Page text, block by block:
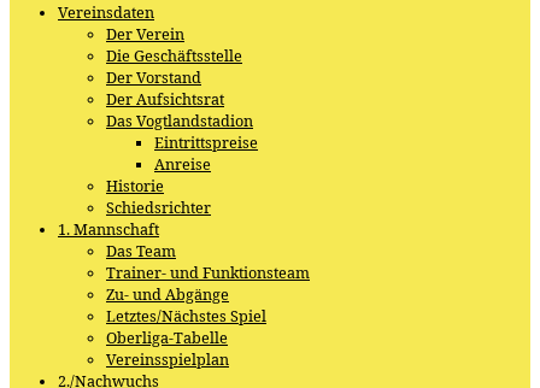
Vereinsdaten
Der Verein
Die Geschäftsstelle
Der Vorstand
Der Aufsichtsrat
Das Vogtlandstadion
Eintrittspreise
Anreise
Historie
Schiedsrichter
1. Mannschaft
Das Team
Trainer- und Funktionsteam
Zu- und Abgänge
Letztes/Nächstes Spiel
Oberliga-Tabelle
Vereinsspielplan
2./Nachwuchs